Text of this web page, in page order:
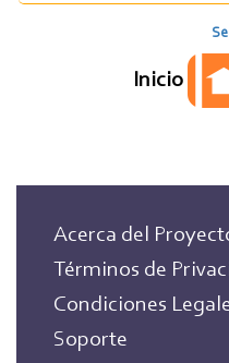
Inicio
Acerca del
Términos de
Condiciones
Soporte